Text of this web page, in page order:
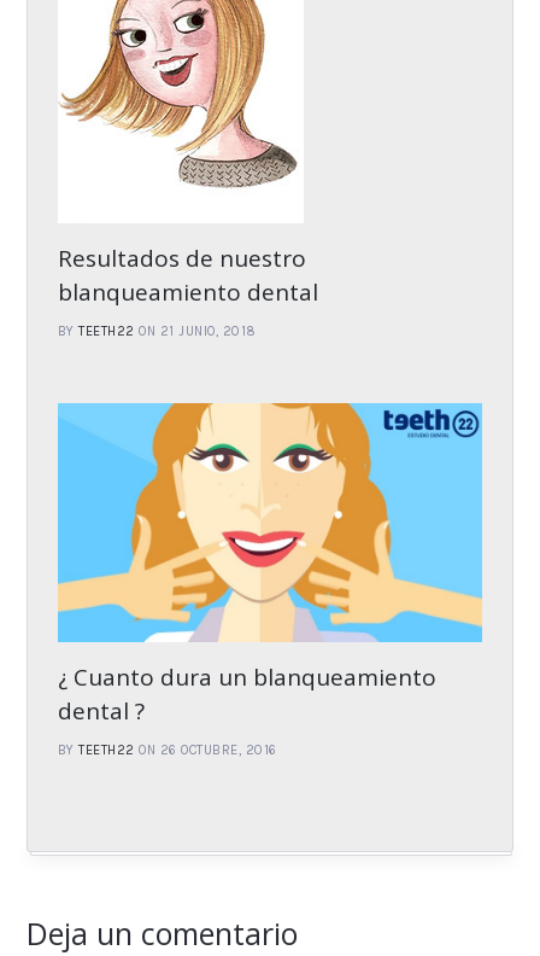
Resultados de nuestro
blanqueamiento dental
BYTEETH22 ON 21 JUNIO, 2018
¿ Cuanto dura un blanqueamiento
dental ?
BYTEETH22 ON 26 OCTUBRE, 2016
Deja un comentario